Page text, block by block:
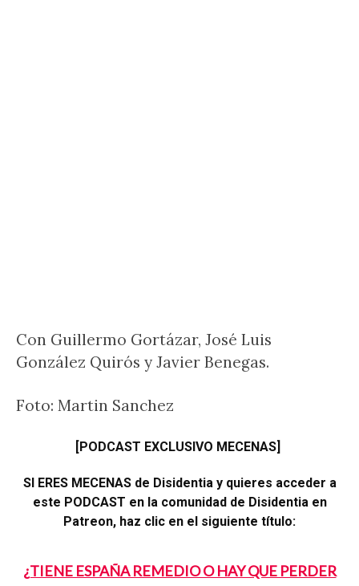
Con Guillermo Gortázar, José Luis
González Quirós y Javier Benegas.
Foto: Martin Sanchez
[PODCAST EXCLUSIVO MECENAS]
SI ERES MECENAS de Disidentia y quieres acceder a
este PODCAST en la comunidad de Disidentia en
Patreon, haz clic en el siguiente título:
¿TIENE ESPAÑA REMEDIO O HAY QUE PERDER